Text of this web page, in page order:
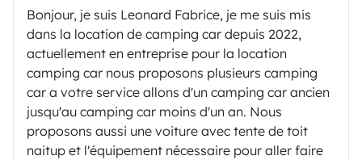
Bonjour, je suis Leonard Fabrice, je me suis mis
dans la location de camping car depuis 2022,
actuellement en entreprise pour la location
camping car nous proposons plusieurs camping
car a votre service allons d'un camping car ancien
jusqu'au camping car moins d'un an. Nous
proposons aussi une voiture avec tente de toit
naitup et l'équipement nécessaire pour aller faire